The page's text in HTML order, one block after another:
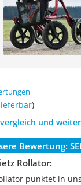
)
und
Bewertung:
Rollator:
punktet in